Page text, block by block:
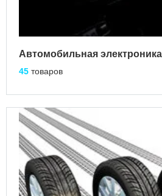
Автомобильная
45 товаров